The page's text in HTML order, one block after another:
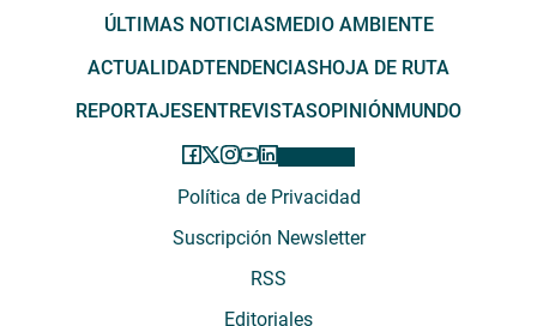
ÚLTIMAS NOTICIASMEDIO AMBIENTE
ACTUALIDADTENDENCIASHOJA DE RUTA
REPORTAJESENTREVISTASOPINIÓNMUNDO
Política de Privacidad
Suscripción Newsletter
RSS
Editoriales